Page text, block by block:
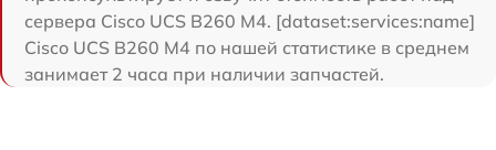
сервера Cisco UCS B260 M4. [dataset:services:name]
Cisco UCS B260 M4 по нашей статистике в среднем
занимает 2 часа при наличии запчастей.